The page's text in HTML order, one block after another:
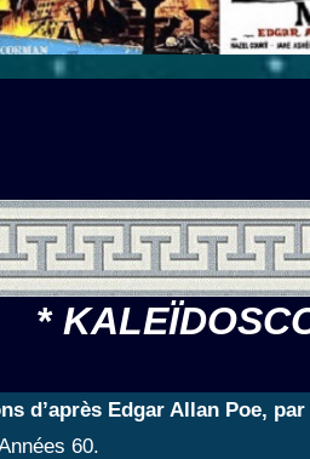
*
d’après Edgar Allan Poe,
60.